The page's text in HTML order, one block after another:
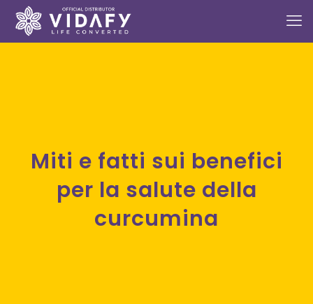
Miti e fatti sui benefici
per la salute della
curcumina